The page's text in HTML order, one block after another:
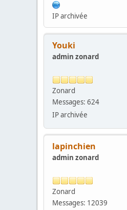
IP archivée
Youki
admin zonard
Zonard
Messages: 624
IP archivée
lapinchien
admin zonard
Zonard
Messages: 12039